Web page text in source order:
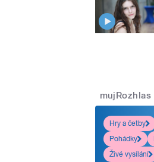
mujRozhlas
Hry a četby
Pohádky
Živé vysílání